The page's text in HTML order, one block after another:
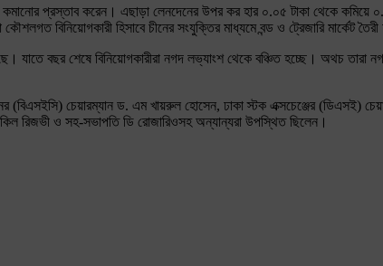
প্রস্তাব করেন। এছাড়া লেনদেনের উপর কর হার ০.০৫ টাকা থেকে
বিনিয়োগকারী হিসাবে চীনের সংযুক্তির মাধ্যমে বন্ড ও ট্রেজারি মার্কেট
যাতে বছর শেষে বিনিয়োগকারীরা নগদ লভ্যাংশ থেকে বঞ্চিত হচ্ছে। অথচ
(বিএসইসি) চেয়ারম্যান ড. এম খায়রুল হোসেন, ঢাকা স্টক এক্সচেঞ্জের (ডিএসই)
রিজভী ও সহ-সভাপতি ডি রোজারিওসহ অন্যান্যরা উপস্থিত ছিলেন।